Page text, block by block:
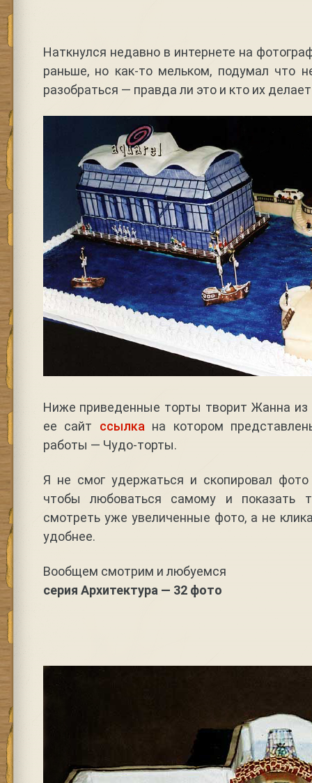
Наткнулся недавно в интернете на
раньше, но как-то мельком, подумал что
разобраться — правда ли это и кто их
Ниже приведенные торты творит Жанна из
ее сайт ссылка на котором
работы — Чудо-торты.
Я не смог удержаться и скопировал
чтобы любоваться самому и
смотреть уже увеличенные фото, а не
удобнее.
Вообщем смотрим и любуемся
серия Архитектура — 32 фото